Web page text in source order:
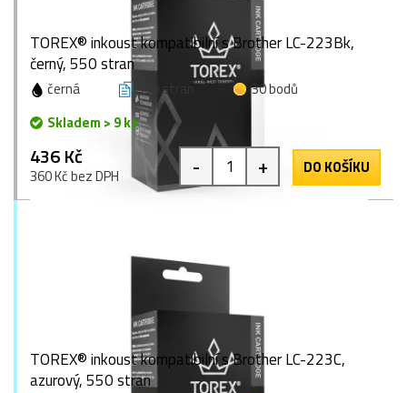
TOREX® inkoust kompatibilní s Brother LC-223Bk,
černý, 550 stran
černá 550 stran
30 bodů
Skladem > 9 ks
436 Kč
360 Kč bez DPH - + DO KOŠÍKU
TOREX® inkoust kompatibilní s Brother LC-223C,
azurový, 550 stran